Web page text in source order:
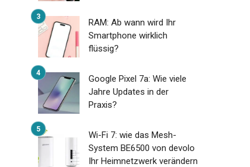
RAM: Ab wann wird Ihr
Smartphone wirklich
flüssig?
Google Pixel 7a: Wie viele
Jahre Updates in der
Praxis?
Wi-Fi 7: wie das Mesh-
System BE6500 von devolo
Ihr Heimnetzwerk verändern